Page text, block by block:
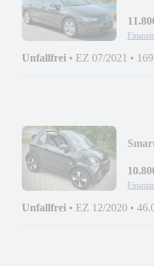
Unfallfrei • EZ 07/2021 •
Unfallfrei • EZ 12/2020 •